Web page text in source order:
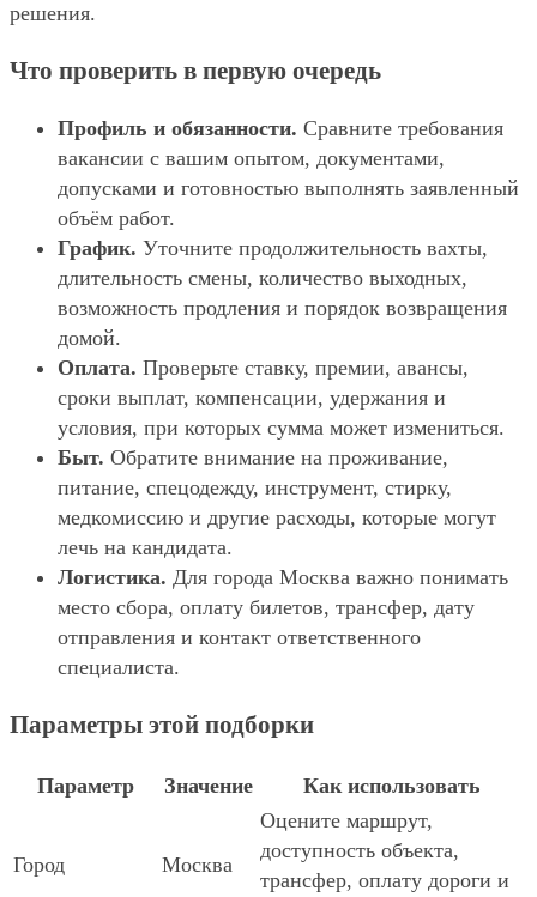
решения.
Что проверить в первую очередь
Профиль и обязанности. Сравните требования
вакансии с вашим опытом, документами,
допусками и готовностью выполнять заявленный
объём работ.
График. Уточните продолжительность вахты,
длительность смены, количество выходных,
возможность продления и порядок возвращения
домой.
Оплата. Проверьте ставку, премии, авансы,
сроки выплат, компенсации, удержания и
условия, при которых сумма может измениться.
Быт. Обратите внимание на проживание,
питание, спецодежду, инструмент, стирку,
медкомиссию и другие расходы, которые могут
лечь на кандидата.
Логистика. Для города Москва важно понимать
место сбора, оплату билетов, трансфер, дату
отправления и контакт ответственного
специалиста.
Параметры этой подборки
Параметр Значение Как использовать
Город Москва
Оцените маршрут,
доступность объекта,
трансфер, оплату дороги и